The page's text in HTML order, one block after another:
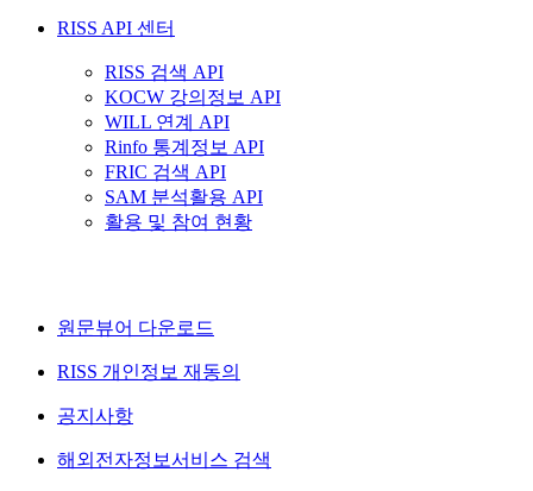
RISS API 센터
RISS 검색 API
KOCW 강의정보 API
WILL 연계 API
Rinfo 통계정보 API
FRIC 검색 API
SAM 분석활용 API
활용 및 참여 현황
원문뷰어 다운로드
RISS 개인정보 재동의
공지사항
해외전자정보서비스 검색